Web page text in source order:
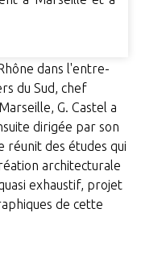
dans l'entre-
du Sud, chef
G. Castel a
dirigée par son
réunit des études qui
architecturale
exhaustif, projet
de cette